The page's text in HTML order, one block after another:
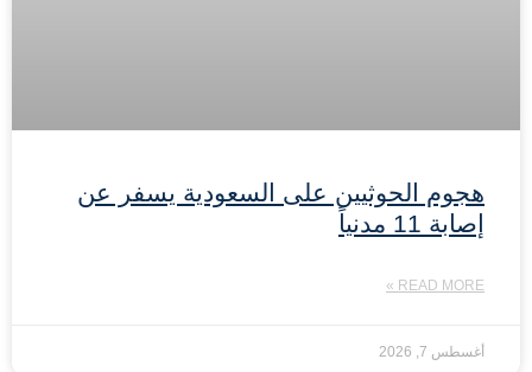
هجوم الحوثيين على السعودية يسفر عن
إصابة 11 مدنياً
READ MORE »
أغسطس 7, 2026